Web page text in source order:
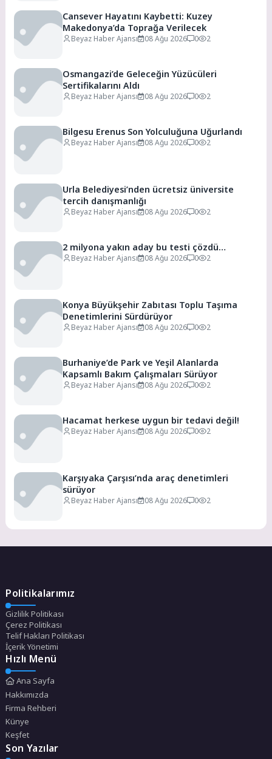
Cansever Hayatını Kaybetti: Kuzey
Makedonya’da Toprağa Verilecek
Beyaz Haber Ajansı 08 Ağu 2026 0 2
Osmangazi’de Geleceğin Yüzücüleri
Sertifikalarını Aldı
Beyaz Haber Ajansı 08 Ağu 2026 0 2
Bilgesu Erenus Son Yolculuğuna Uğurlandı
Beyaz Haber Ajansı 08 Ağu 2026 0 2
Urla Belediyesi’nden ücretsiz üniversite
tercih danışmanlığı
Beyaz Haber Ajansı 08 Ağu 2026 0 2
2 milyona yakın aday bu testi çözdü…
Beyaz Haber Ajansı 08 Ağu 2026 0 2
Konya Büyükşehir Zabıtası Toplu Taşıma
Denetimlerini Sürdürüyor
Beyaz Haber Ajansı 08 Ağu 2026 0 2
Burhaniye’de Park ve Yeşil Alanlarda
Kapsamlı Bakım Çalışmaları Sürüyor
Beyaz Haber Ajansı 08 Ağu 2026 0 2
Hacamat herkese uygun bir tedavi değil!
Beyaz Haber Ajansı 08 Ağu 2026 0 2
Karşıyaka Çarşısı’nda araç denetimleri
sürüyor
Beyaz Haber Ajansı 08 Ağu 2026 0 2
Politikalarımız
Gizlilik Politikası
Çerez Politikası
Telif Hakları Politikası
İçerik Yönetimi
Hızlı Menü
Ana Sayfa
Hakkımızda
Firma Rehberi
Künye
Keşfet
Son Yazılar